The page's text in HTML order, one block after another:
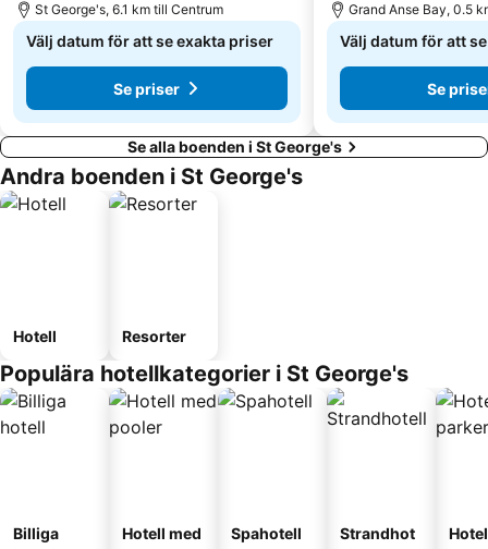
St George's, 6.1 km till Centrum
Välj datum för att se exakta priser
Se priser
Grand Anse Bay, 0.5
Välj datum för att
Se
Se alla boenden i St George's
Andra boenden i St George's
Hotell Resorter
Populära hotellkategorier i St George's
Billiga
Hotell med
Spahotell
Strandhot